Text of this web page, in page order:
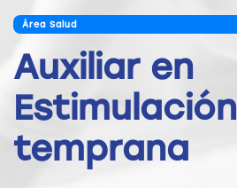
Área Salud
Auxiliar en
Estimulación
temprana